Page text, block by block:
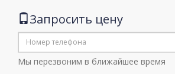
Запросить цену
Мы перезвоним в ближайшее время